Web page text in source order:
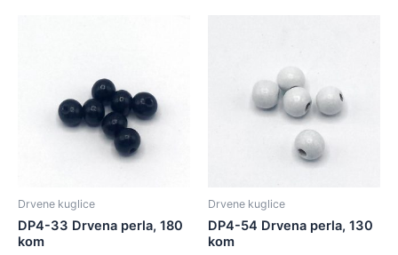
Drvene kuglice
DP4-33 Drvena perla, 180
kom
Drvene kuglice
DP4-54 Drvena perla, 130
kom